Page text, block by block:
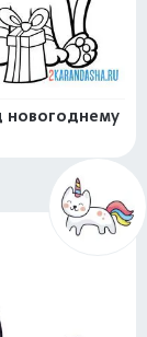
новогоднему